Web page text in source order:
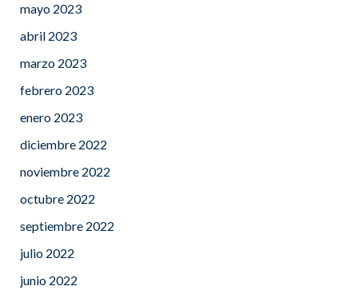
mayo 2023
abril 2023
marzo 2023
febrero 2023
enero 2023
diciembre 2022
noviembre 2022
octubre 2022
septiembre 2022
julio 2022
junio 2022